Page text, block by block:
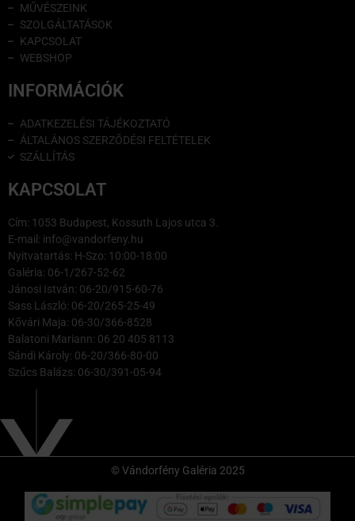
MŰVÉSZEINK
SZOLGÁLTATÁSOK
KAPCSOLAT
WEBSHOP
INFORMÁCIÓK
ADATKEZELÉSI TÁJÉKOZTATÓ
ÁLTALÁNOS SZERZŐDÉSI FELTÉTELEK
SZÁLLÍTÁS
KAPCSOLAT
Cím: 1053 Budapest, Kossuth Lajos utca 3.
E-mail: info@vandorfeny.hu
Nyitvatartás: H-Szo: 10:00-18:00
Galéria: 06-1/267-52-62
Jánosi István: 06-20/915-60-76
Sass László: 06-20/265-25-49
Kővári Maja: 06-30/366-8528
Balatoni Mariann: 06 20 405 8113
Sándi Károly: 06-20/366-80-00
Szűcs Balázs: 06-30/391-05-94
© Vándorfény Galéria 2025